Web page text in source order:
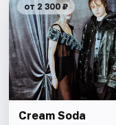
от 2 300 ₽
Cream Soda